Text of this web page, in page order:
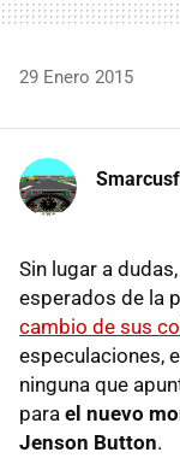
29 Enero 2015
Sin lugar a
esperados de la
cambio de sus
especulaciones,
ninguna que
para el nuevo
Jenson Button.